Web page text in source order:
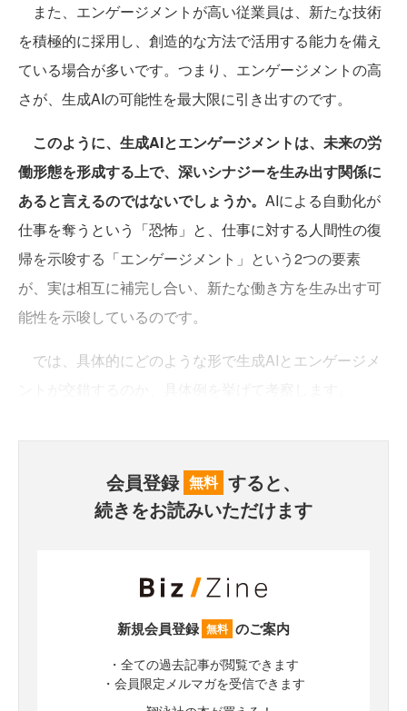
また、エンゲージメントが高い従業員は、新たな技術
を積極的に採用し、創造的な方法で活用する能力を備え
ている場合が多いです。つまり、エンゲージメントの高
さが、生成AIの可能性を最大限に引き出すのです。
このように、生成AIとエンゲージメントは、未来の労
働形態を形成する上で、深いシナジーを生み出す関係に
あると言えるのではないでしょうか。 AIによる自動化が
仕事を奪うという「恐怖」と、仕事に対する人間性の復
帰を示唆する「エンゲージメント」という2つの要素
が、実は相互に補完し合い、新たな働き方を生み出す可
能性を示唆しているのです。
では、具体的にどのような形で生成AIとエンゲージメ
会員登録 無料 すると、
続きをお読みいただけます
新規会員登録 無料 のご案内
・全ての過去記事が閲覧できます
・会員限定メルマガを受信できます